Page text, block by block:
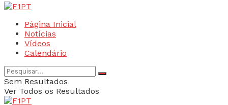
Página Inicial
Notícias
Vídeos
Calendário
Sem Resultados
Ver Todos os Resultados